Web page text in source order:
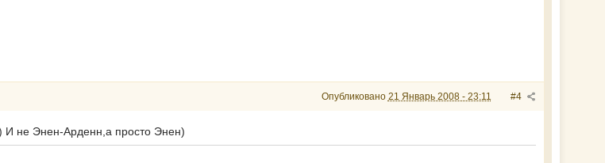
#4
Опубликовано 21 Январь 2008 - 23:11
И не Энен-Арденн,а просто Энен)